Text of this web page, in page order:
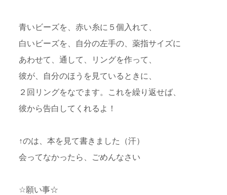
青いビーズを、赤い糸に５個入れて、
白いビーズを、自分の左手の、薬指サイズに
あわせて、通して、リングを作って、
彼が、自分のほうを見ているときに、
２回リングをなでます。これを繰り返せば、
彼から告白してくれるよ！
↑のは、本を見て書きました（汗）
会ってなかったら、ごめんなさい
☆願い事☆